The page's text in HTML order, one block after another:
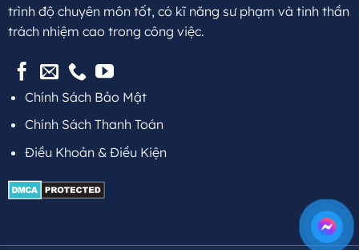
trình độ chuyên môn tốt, có kĩ năng sư phạm và tinh thần
trách nhiệm cao trong công việc.
Chính Sách Bảo Mật
Chính Sách Thanh Toán
Điều Khoản & Điều Kiện